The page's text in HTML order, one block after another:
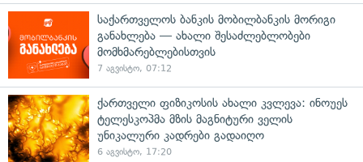
საქართველოს ბანკის მობილბანკის მორიგი
განახლება — ახალი შესაძლებლობები
მომხმარებლებისთვის
7 აგვისტო, 07:12
ქართველი ფიზიკოსის ახალი კვლევა: ინოუეს
ტელესკოპმა მზის მაგნიტური ველის
უნიკალური კადრები გადაიღო
6 აგვისტო, 17:20